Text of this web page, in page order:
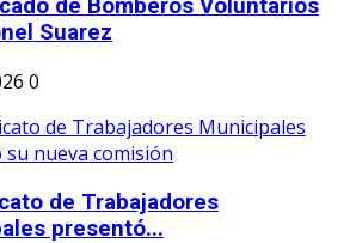
de Bomberos Voluntarios
Suarez
0
de Trabajadores
presentó...